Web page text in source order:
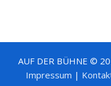
AUF DER BÜHNE ©
Impressum |